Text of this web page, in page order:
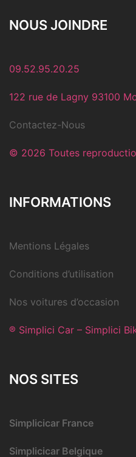
NOUS JOINDRE
09.52.95.20.25
122 rue de Lagny 93100
Contactez-Nous
© 2026 Toutes
INFORMATIONS
Mentions Légales
Conditions d’utilisation
Nos voitures d’occasion
® Simplici Car – Simplici
NOS SITES
Simplicicar France
Simplicicar Belgique